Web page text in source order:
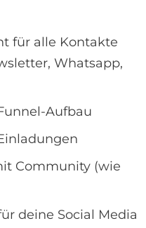
für alle Kontakte
Whatsapp,
Aufbau
Community (wie
deine Social Media